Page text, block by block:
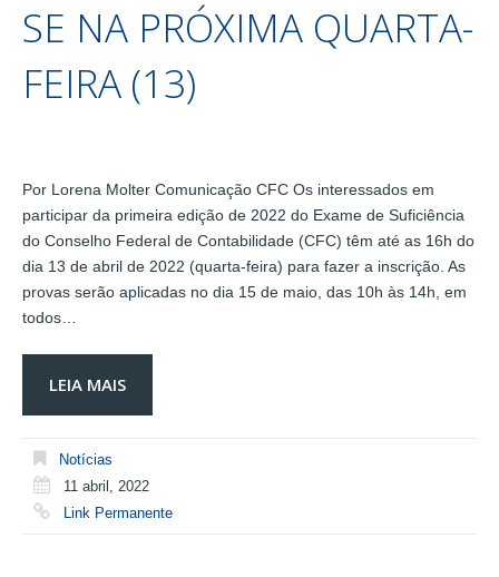
SE NA PRÓXIMA QUARTA-
FEIRA (13)
Por Lorena Molter Comunicação CFC Os interessados em
participar da primeira edição de 2022 do Exame de Suficiência
do Conselho Federal de Contabilidade (CFC) têm até as 16h do
dia 13 de abril de 2022 (quarta-feira) para fazer a inscrição. As
provas serão aplicadas no dia 15 de maio, das 10h às 14h, em
todos…
LEIA MAIS
Notícias
11 abril, 2022
Link Permanente